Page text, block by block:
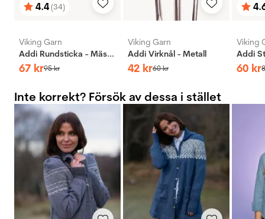
Betyg:
4.4(34)
utav 5 stjärnor
Viking Garn
Addi Rundsticka - Mässing
67 kr95kr
Viking Garn
Addi Virknål - Metall
42 kr60kr
utav
Viking
60 kr
Inte korrekt? Försök av dessa i stället